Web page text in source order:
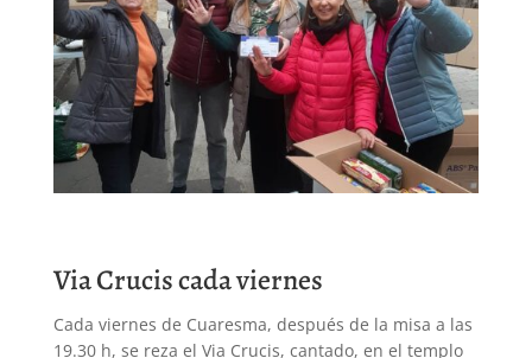
Via Crucis cada viernes
Cada viernes de Cuaresma, después de la misa a las
19.30 h, se reza el Via Crucis, cantado, en el templo